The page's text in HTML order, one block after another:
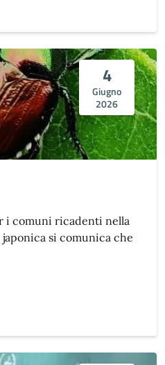
4
Giugno
2026
i comuni ricadenti nella
si comunica che